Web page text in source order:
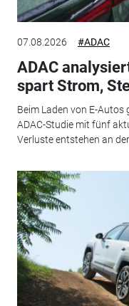
07.08.2026 #ADAC
ADAC
spart Strom,
Beim Laden von E-Autos
ADAC-Studie mit fünf
Verluste entstehen an